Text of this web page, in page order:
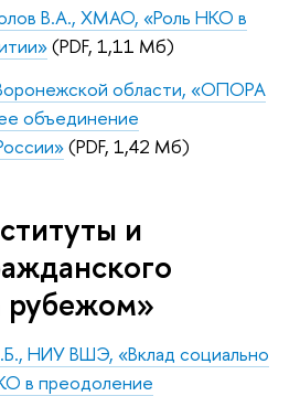
В.А., ХМАО, «Роль НКО в
(PDF, 1,11 Мб)
области, «ОПОРА
объединение
(PDF, 1,42 Мб)
и
рубежом»
НИУ ВШЭ, «Вклад социально
в преодоление